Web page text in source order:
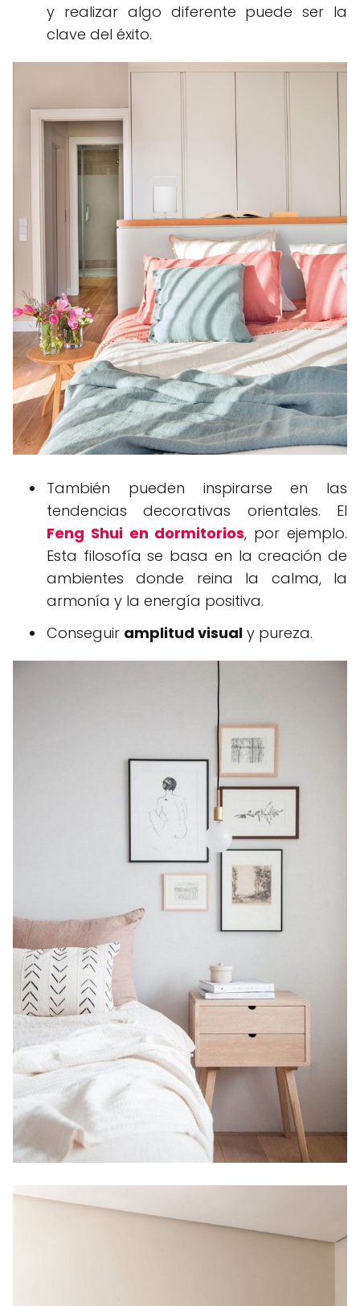
y realizar algo diferente puede ser la
clave del éxito.
También pueden inspirarse en las
tendencias decorativas orientales. El
Feng Shui en dormitorios, por ejemplo.
Esta filosofía se basa en la creación de
ambientes donde reina la calma, la
armonía y la energía positiva.
Conseguir amplitud visual y pureza.